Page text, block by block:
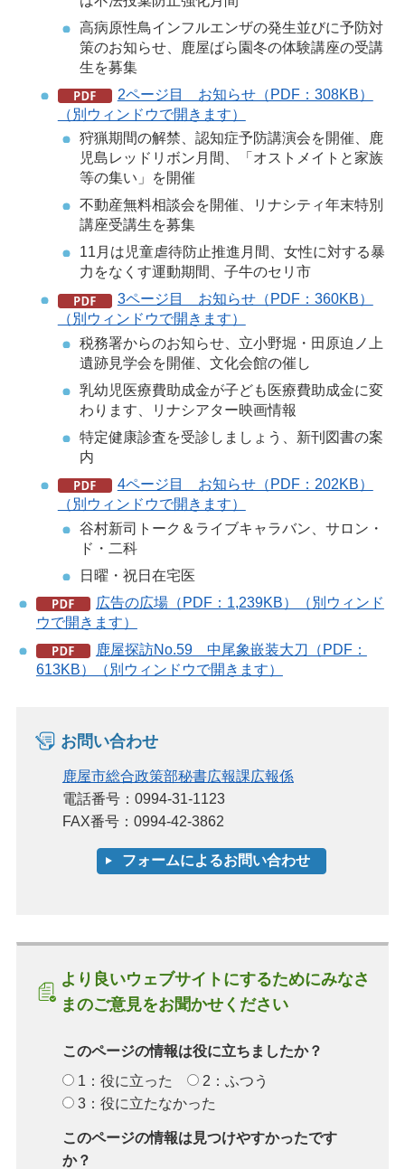
高病原性鳥インフルエンザの発生並びに予防対
策のお知らせ、鹿屋ばら園冬の体験講座の受講
生を募集
2ページ目 お知らせ（PDF：308KB）
（別ウィンドウで開きます）
狩猟期間の解禁、認知症予防講演会を開催、鹿
児島レッドリボン月間、「オストメイトと家族
等の集い」を開催
不動産無料相談会を開催、リナシティ年末特別
講座受講生を募集
11月は児童虐待防止推進月間、女性に対する暴
力をなくす運動期間、子牛のセリ市
3ページ目 お知らせ（PDF：360KB）
（別ウィンドウで開きます）
税務署からのお知らせ、立小野堀・田原迫ノ上
遺跡見学会を開催、文化会館の催し
乳幼児医療費助成金が子ども医療費助成金に変
わります、リナシアター映画情報
特定健康診査を受診しましょう、新刊図書の案
内
4ページ目 お知らせ（PDF：202KB）
（別ウィンドウで開きます）
谷村新司トーク＆ライブキャラバン、サロン・
ド・二科
日曜・祝日在宅医
広告の広場（PDF：1,239KB）（別ウィンド
ウで開きます）
鹿屋探訪No.59 中尾象嵌装大刀（PDF：
613KB）（別ウィンドウで開きます）
お問い合わせ
鹿屋市総合政策部秘書広報課広報係
電話番号：0994-31-1123
FAX番号：0994-42-3862
より良いウェブサイトにするためにみなさ
まのご意見をお聞かせください
このページの情報は役に立ちましたか？
1：役に立った
2：ふつう
3：役に立たなかった
このページの情報は見つけやすかったです
か？